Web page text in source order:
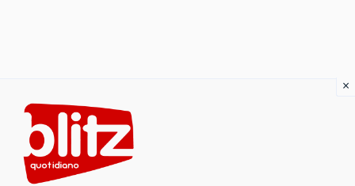
content
×